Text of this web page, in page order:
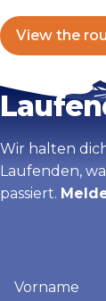
View the
Bleib
Wir halten
Laufenden,
passiert.
(erforderlich)